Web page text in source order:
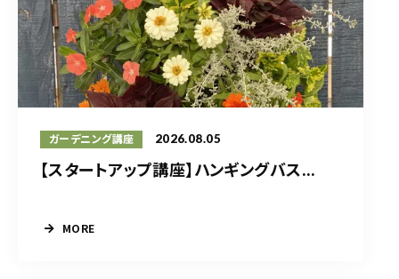
ガーデニング講座 2026.08.05
【スタートアップ講座】ハンギングバス...
MORE